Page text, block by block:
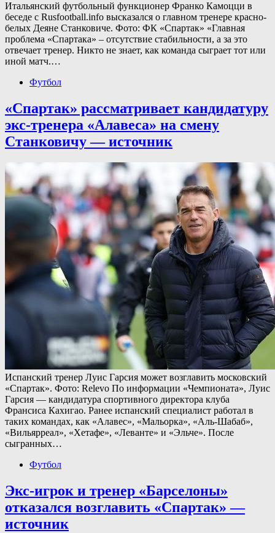
Итальянский футбольный функционер Франко Камоцци в
беседе с Rusfootball.info высказался о главном тренере красно-
белых Деяне Станковиче. Фото: ФК «Спартак» «Главная
проблема «Спартака» – отсутствие стабильности, а за это
отвечает тренер. Никто не знает, как команда сыграет тот или
иной матч.…
Футбол
«Спартак» рассматривает кандидатуру
экс-тренера «Алавеса» на смену
Станковичу — источник
Испанский тренер Луис Гарсия может возглавить московский
«Спартак». Фото: Relevo По информации «Чемпионата», Луис
Гарсия — кандидатура спортивного директора клуба
Франсиса Кахигао. Ранее испанский специалист работал в
таких командах, как «Алавес», «Мальорка», «Аль-Шабаб»,
«Вильярреал», «Хетафе», «Леванте» и «Эльче». После
сыгранных…
Футбол
Экс-игрок и тренер «Барселоны»
отказался возглавить «Спартак» —
источник